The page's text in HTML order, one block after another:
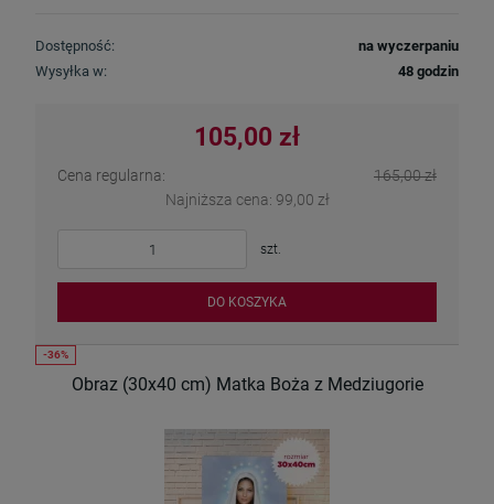
Dostępność:
na wyczerpaniu
Wysyłka w:
48 godzin
105,00 zł
Cena regularna:
165,00 zł
Najniższa cena: 99,00 zł
szt.
DO KOSZYKA
Obraz (30x40 cm) Matka Boża z Medziugorie